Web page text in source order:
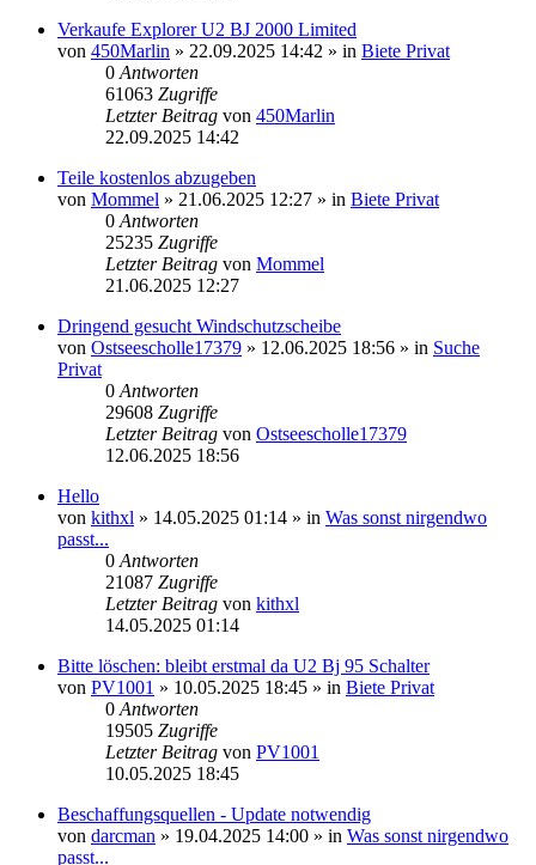
Verkaufe Explorer U2 BJ 2000 Limited
von 450Marlin » 22.09.2025 14:42 » in Biete Privat
0 Antworten
61063 Zugriffe
Letzter Beitrag von 450Marlin
22.09.2025 14:42
Teile kostenlos abzugeben
von Mommel » 21.06.2025 12:27 » in Biete Privat
0 Antworten
25235 Zugriffe
Letzter Beitrag von Mommel
21.06.2025 12:27
Dringend gesucht Windschutzscheibe
von Ostseescholle17379 » 12.06.2025 18:56 » in Suche
Privat
0 Antworten
29608 Zugriffe
Letzter Beitrag von Ostseescholle17379
12.06.2025 18:56
Hello
von kithxl » 14.05.2025 01:14 » in Was sonst nirgendwo
passt...
0 Antworten
21087 Zugriffe
Letzter Beitrag von kithxl
14.05.2025 01:14
Bitte löschen: bleibt erstmal da U2 Bj 95 Schalter
von PV1001 » 10.05.2025 18:45 » in Biete Privat
0 Antworten
19505 Zugriffe
Letzter Beitrag von PV1001
10.05.2025 18:45
Beschaffungsquellen - Update notwendig
von darcman » 19.04.2025 14:00 » in Was sonst nirgendwo
passt...